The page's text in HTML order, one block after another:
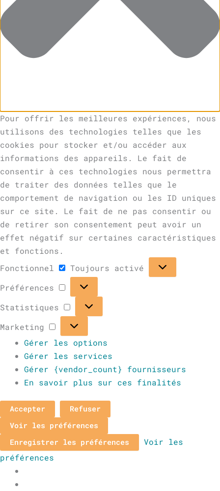
Pour offrir les meilleures expériences, nous
utilisons des technologies telles que les
cookies pour stocker et/ou accéder aux
informations des appareils. Le fait de
consentir à ces technologies nous permettra
de traiter des données telles que le
comportement de navigation ou les ID uniques
sur ce site. Le fait de ne pas consentir ou
de retirer son consentement peut avoir un
effet négatif sur certaines caractéristiques
et fonctions.
Fonctionnel
Toujours activé
Préférences
Statistiques
Marketing
Gérer les options
Gérer les services
Gérer {vendor_count} fournisseurs
En savoir plus sur ces finalités
Accepter
Refuser
Voir les préférences
Enregistrer les préférences
Voir les
préférences